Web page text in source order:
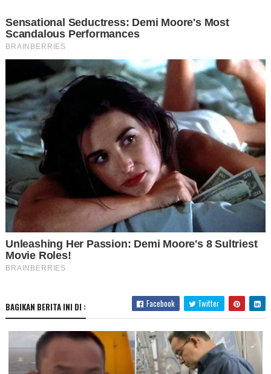
BAGIKAN BERITA INI DI : Facebook Twitter